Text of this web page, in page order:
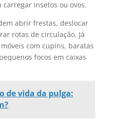
insetos ou ovos.
abrir frestas, deslocar
rotas de circulação. Já
com cupins, baratas
focos em caixas
de vida da pulga: